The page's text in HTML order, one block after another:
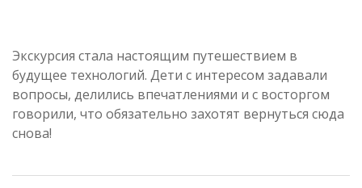
Экскурсия стала настоящим путешествием в
будущее технологий. Дети с интересом задавали
вопросы, делились впечатлениями и с восторгом
говорили, что обязательно захотят вернуться сюда
снова!